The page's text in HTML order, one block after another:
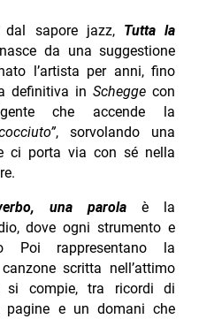
dal sapore jazz, Tutta la
da una suggestione
l’artista per anni, fino
definitiva inSchegge con
che accende la
, sorvolando una
ci porta via con sé nella
una parola è la
dove ogni strumento e
Poi rappresentano la
scritta nell’attimo
si compie, tra ricordi di
pagine e un domani che